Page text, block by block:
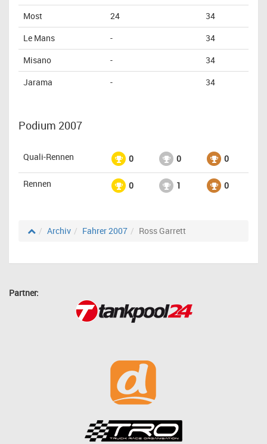
Most
24
34
Le Mans
-
34
Misano
-
34
Jarama
- 34
Podium 2007
Quali-Rennen 0 0 0
Rennen 0 1 0
Archiv Fahrer 2007 Ross Garrett
Partner: